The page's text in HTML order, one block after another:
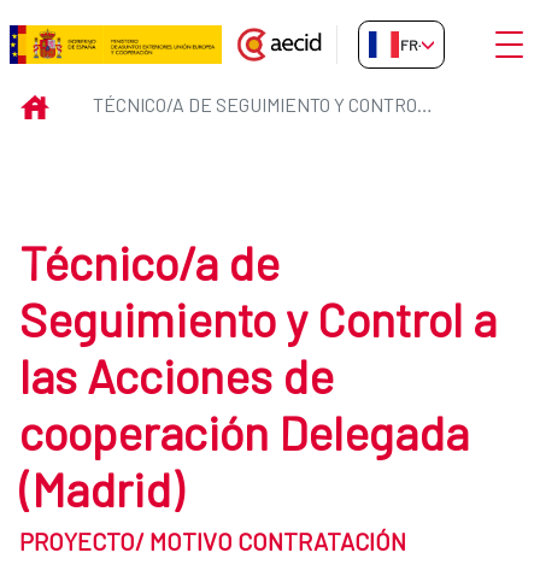
Saut au contenu principal
Técnico/a de Seguimiento y
FR-FR
INICIO TÉCNICO/A DE SEGUIMIENTO Y CONTROL A LAS ACCIONES DE COOPERACIÓN DELEGADA (MADRID) TRAGSATEC
Técnico/a de
Seguimiento y Control a
las Acciones de
cooperación Delegada
(Madrid)
PROYECTO/ MOTIVO CONTRATACIÓN